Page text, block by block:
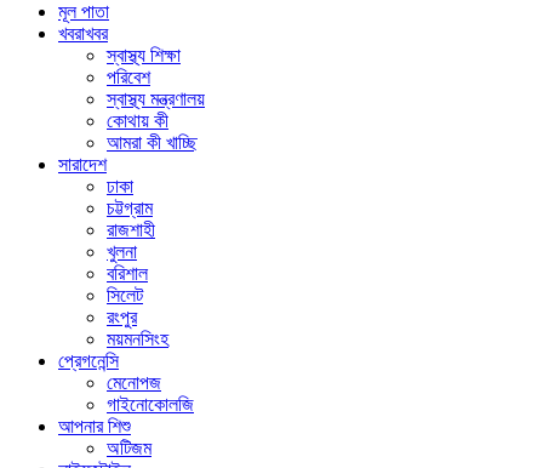
মূল পাতা
খবরাখবর
স্বাস্থ্য শিক্ষা
পরিবেশ
স্বাস্থ্য মন্ত্রণালয়
কোথায় কী
আমরা কী খাচ্ছি
সারাদেশ
ঢাকা
চট্টগ্রাম
রাজশাহী
খুলনা
বরিশাল
সিলেট
রংপুর
ময়মনসিংহ
প্রেগনেন্সি
মেনোপজ
গাইনোকোলজি
আপনার শিশু
অটিজম